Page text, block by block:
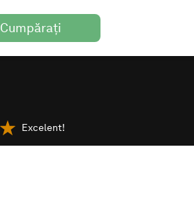
Cumpărați
Excelent!